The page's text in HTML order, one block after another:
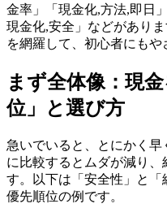
金率」「現金化,方法,即日
現金化,安全」などがあり
を網羅して、初心者にもや
まず全体像：現
位」と選び方
急いでいると、とにかく
に比較するとムダが減り、
す。以下は「安全性」と
優先順位の例です。